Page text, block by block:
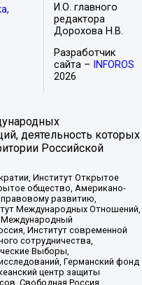
И.О. главного
редактора
Дорохова Н.В.
Разработчик
сайта –
INFOROS
2026
деятельность которых
Российской
Институт Открытое
общество, Американо-
развитию,
Международных Отношений,
Международный
Институт современной
сотрудничества,
Выборы,
Германский фонд
центр защиты
Свободная Россия,